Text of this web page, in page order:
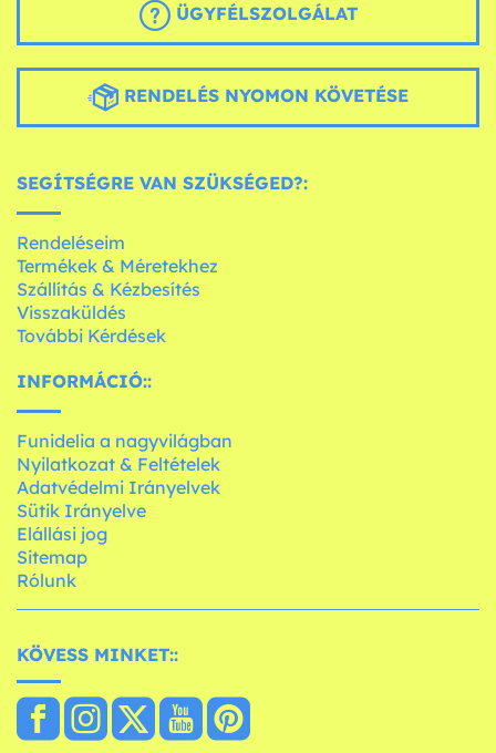
ÜGYFÉLSZOLGÁLAT
RENDELÉS NYOMON KÖVETÉSE
SEGÍTSÉGRE VAN SZÜKSÉGED?:
Rendeléseim
Termékek & Méretekhez
Szállítás & Kézbesítés
Visszaküldés
További Kérdések
INFORMÁCIÓ::
Funidelia a nagyvilágban
Nyilatkozat & Feltételek
Adatvédelmi Irányelvek
Sütik Irányelve
Elállási jog
Sitemap
Rólunk
KÖVESS MINKET::